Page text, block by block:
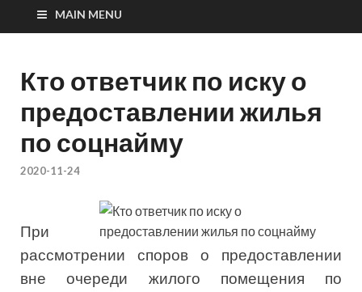
MAIN MENU
Кто ответчик по иску о
предоставлении жилья
по соцнайму
2020-11-24
При
рассмотрении споров о предоставлении
вне очереди жилого помещения по